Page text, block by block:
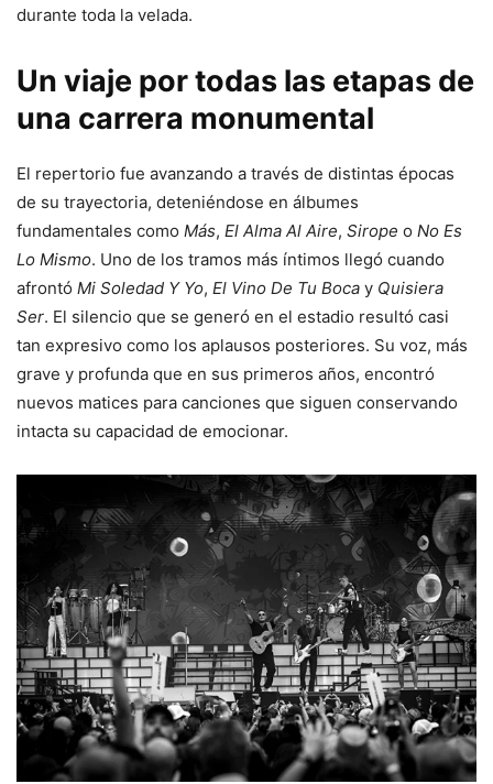
durante toda la velada.
Un viaje por todas las etapas de
una carrera monumental
El repertorio fue avanzando a través de distintas épocas
de su trayectoria, deteniéndose en álbumes
fundamentales como Más, El Alma Al Aire, Sirope o No Es
Lo Mismo. Uno de los tramos más íntimos llegó cuando
afrontó Mi Soledad Y Yo, El Vino De Tu Boca y Quisiera
Ser. El silencio que se generó en el estadio resultó casi
tan expresivo como los aplausos posteriores. Su voz, más
grave y profunda que en sus primeros años, encontró
nuevos matices para canciones que siguen conservando
intacta su capacidad de emocionar.